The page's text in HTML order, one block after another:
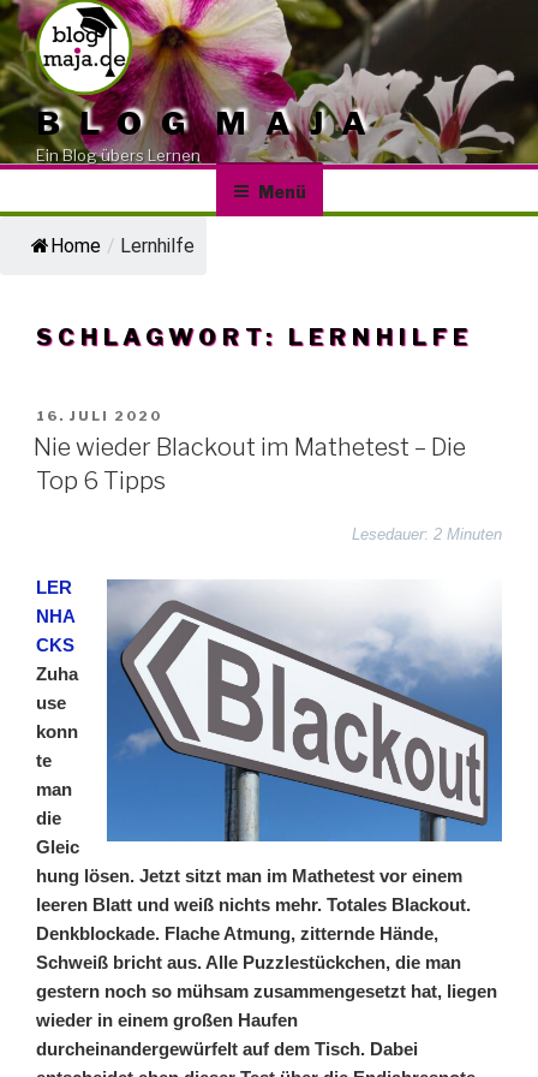
Zum
Inhalt
springen
BLOG MAJA
Ein Blog übers Lernen
Menü
Home / Lernhilfe
SCHLAGWORT: LERNHILFE
VERÖFFENTLICHT
AM
16. JULI 2020
Nie wieder Blackout im Mathetest – Die
Top 6 Tipps
Lesedauer: 2 Minuten
LER
NHA
CKS
Zuha
use
konn
te
man
die
Gleic
hung lösen. Jetzt sitzt man im Mathetest vor einem
leeren Blatt und weiß nichts mehr. Totales Blackout.
Denkblockade. Flache Atmung, zitternde Hände,
Schweiß bricht aus. Alle Puzzlestückchen, die man
gestern noch so mühsam zusammengesetzt hat, liegen
wieder in einem großen Haufen
durcheinandergewürfelt auf dem Tisch. Dabei